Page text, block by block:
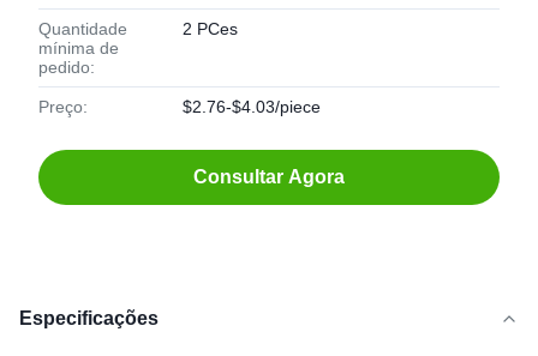
Quantidade
mínima de
pedido:
2 PCes
Preço: $2.76-$4.03/piece
Consultar Agora
Especificações